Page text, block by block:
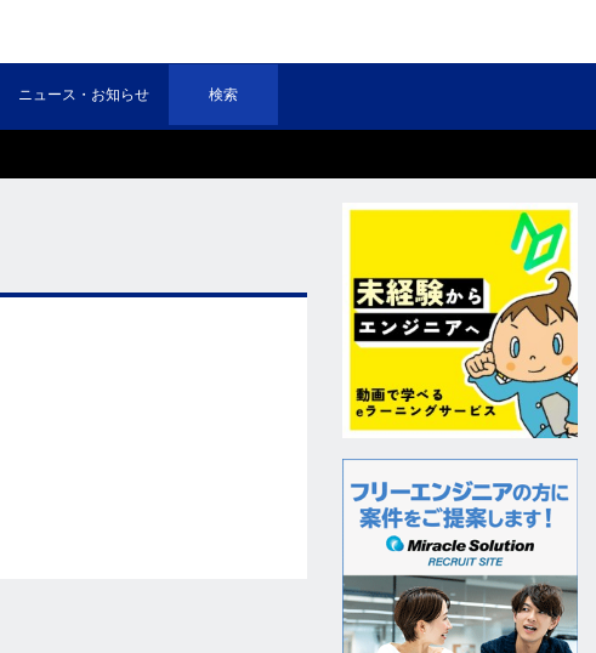
ニュース・お知らせ 検索